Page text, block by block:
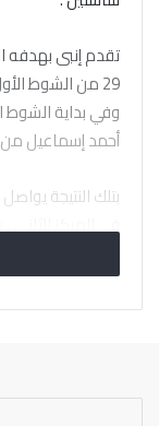
تقدم إنبى
29 من الشوط
وفي بداية الشوط
أحمد إسماعيل
الفريق جهاز
طارق أبو ضيف (